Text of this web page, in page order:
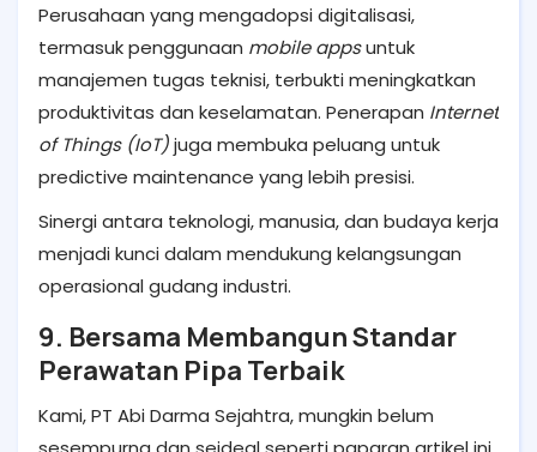
Perusahaan yang mengadopsi digitalisasi,
termasuk penggunaan mobile appsuntuk
manajemen tugas teknisi, terbukti meningkatkan
produktivitas dan keselamatan. Penerapan Internet
of Things (IoT)juga membuka peluang untuk
predictive maintenance yang lebih presisi.
Sinergi antara teknologi, manusia, dan budaya kerja
menjadi kunci dalam mendukung kelangsungan
operasional gudang industri.
9. Bersama Membangun Standar
Perawatan Pipa Terbaik
Kami, PT Abi Darma Sejahtra, mungkin belum